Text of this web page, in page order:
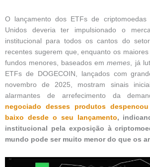
O lançamento dos ETFs de
Unidos deveria ter impulsionado o
institucional para todos os cantos do
recentes sugerem que, enquanto os
fundos menores, baseados emmemes , já
ETFs de DOGECOIN, lançados com
novembro de 2025, mostram sinais
alarmantes de arrefecimento da
negociado desses produtos
baixo desde o seu lançamento,
institucional pela exposição à
mundo pode ser muito menor do que os